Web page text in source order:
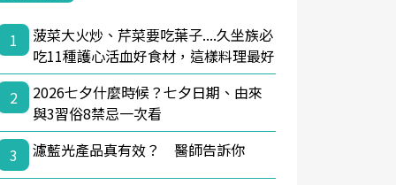
1
菠菜大火炒、芹菜要吃葉子....久坐族必
吃11種護心活血好食材，這樣料理最好
2
2026七夕什麼時候？七夕日期、由來
與3習俗8禁忌一次看
3
濾藍光產品真有效？ 醫師告訴你